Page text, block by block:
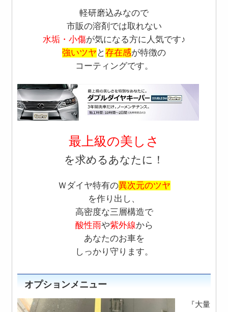
軽研磨込みなので
市販の溶剤では取れない
水垢・小傷が気になる方に人気です♪
強いツヤ と存在感が特徴の
コーティングです。
最上級の美しさ
を求めるあなたに！
Ｗダイヤ特有の異次元のツヤ
を作り出し、
高密度な三層構造で
酸性雨や紫外線から
あなたのお車を
しっかり 守ります。
オプションメニュー
『大量